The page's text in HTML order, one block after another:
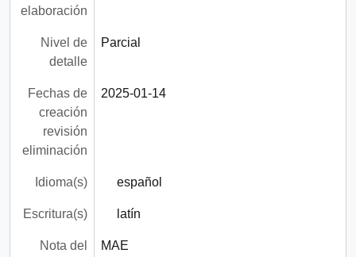
elaboración
Nivel de
detalle
Parcial
Fechas de
creación
revisión
eliminación
2025-01-14
Idioma(s) español
Escritura(s) latín
Nota del
MAE